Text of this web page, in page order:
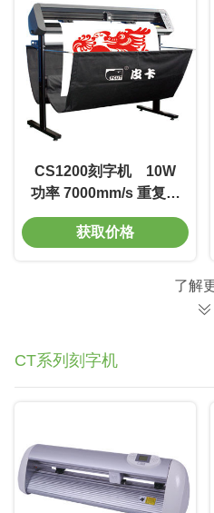
CS1200刻字机 10W
功率 7000mm/s 重复精
度0.002mm 免维护
获取价格
了解
CT系列刻字机